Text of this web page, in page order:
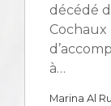
décédé
à…
Marina Al